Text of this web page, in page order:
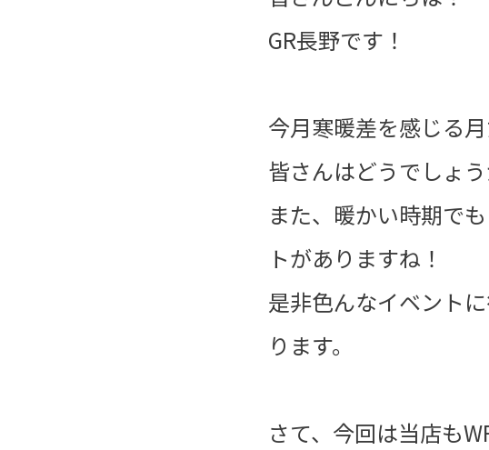
GR長野です！
今月寒暖差を感じる
皆さんはどうでしょう
また、暖かい時期で
トがありますね！
是非色んなイベント
ります。
さて、今回は当店も